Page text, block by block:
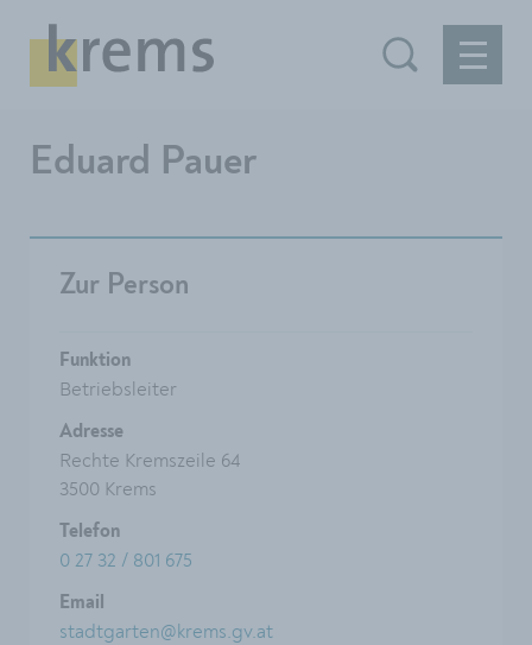
Eduard Pauer
Zur Person
Funktion
Betriebsleiter
Adresse
Rechte Kremszeile 64
3500 Krems
Telefon
0 27 32 / 801 675
Email
stadtgarten@krems.gv.at